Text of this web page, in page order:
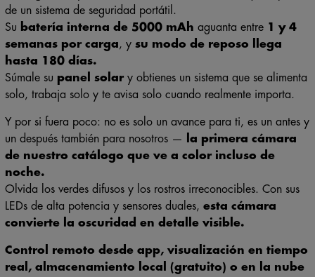
de un sistema de seguridad portátil.
Su batería interna de 5000 mAh aguanta entre 1 y 4
semanas por carga, y su modo de reposo llega
hasta 180 días.
Súmale su panel solary obtienes un sistema que se alimenta
solo, trabaja solo y te avisa solo cuando realmente importa.
Y por si fuera poco: no es solo un avance para ti, es un antes y
un después también para nosotros —
la primera cámara
de nuestro catálogo que ve a color incluso de
noche.
Olvida los verdes difusos y los rostros irreconocibles. Con sus
LEDs de alta potencia y sensores duales, esta cámara
convierte la oscuridad en detalle visible.
Control remoto desde app, visualización en tiempo
real, almacenamiento local (gratuito) o en la nube